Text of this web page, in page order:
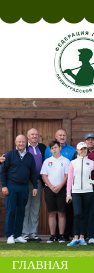
ГЛАВНАЯ